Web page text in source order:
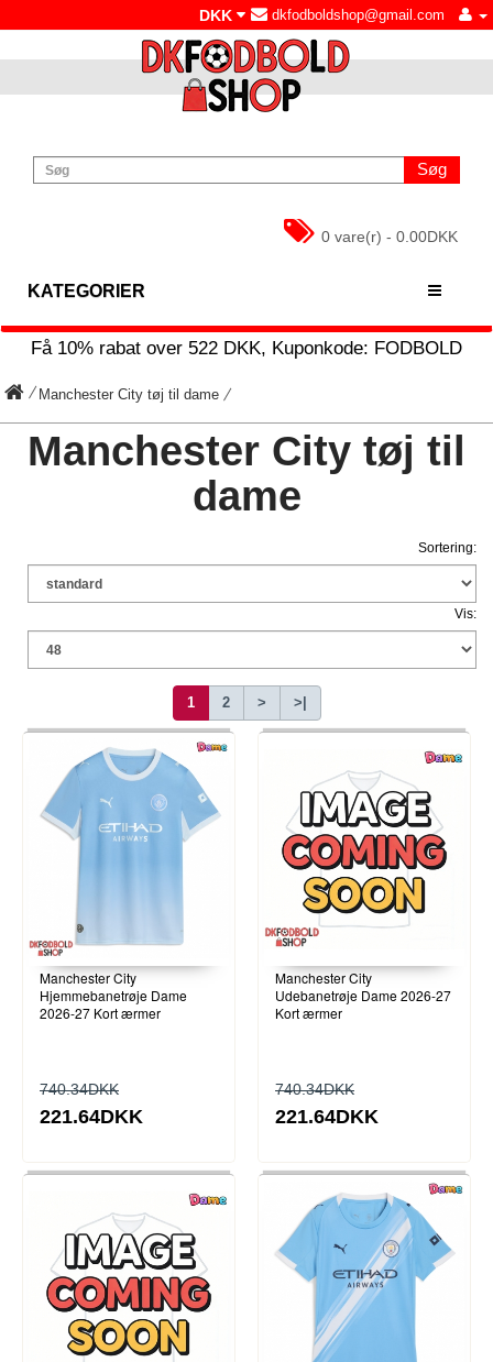
dkfodboldshop@gmail.com
DKK
Søg
0 vare(r) - 0.00DKK
KATEGORIER
Få 10% rabat over 522 DKK, Kuponkode: FODBOLD
Manchester City tøj til dame
Manchester City tøj til
dame
Sortering:
Vis:
1 2 > >|
Manchester City
Hjemmebanetrøje Dame
2026-27 Kort ærmer
740.34DKK
221.64DKK
Manchester City
Udebanetrøje Dame 2026-27
Kort ærmer
740.34DKK
221.64DKK